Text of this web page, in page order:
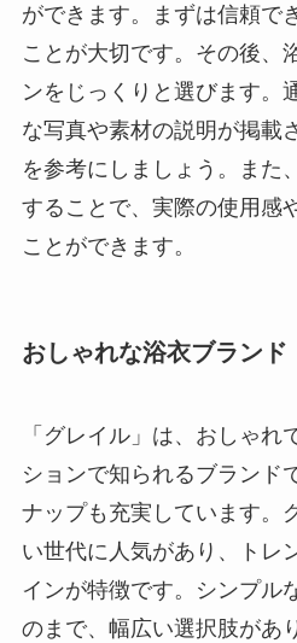
ができます。まずは信頼で
ことが大切です。その後、
ンをじっくりと選びます。
な写真や素材の説明が掲載
を参考にしましょう。また
することで、実際の使用感
ことができます。
おしゃれな浴衣ブランド
「グレイル」は、おしゃれ
ションで知られるブランド
ナップも充実しています。
い世代に人気があり、トレ
インが特徴です。シンプル
のまで、幅広い選択肢があ